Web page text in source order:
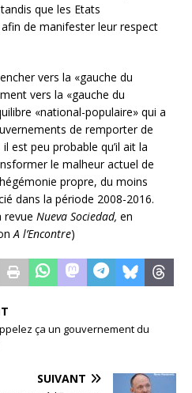
que les Etats
de manifester leur respect
vers la «gauche du
vers la «gauche du
«national-populaire» qui a
de remporter de
est peu probable qu’il ait la
le malheur actuel de
propre, du moins
dans la période 2008-2016.
revue Nueva Sociedad, en
A l’Encontre)
ça un gouvernement du
SUIVANT